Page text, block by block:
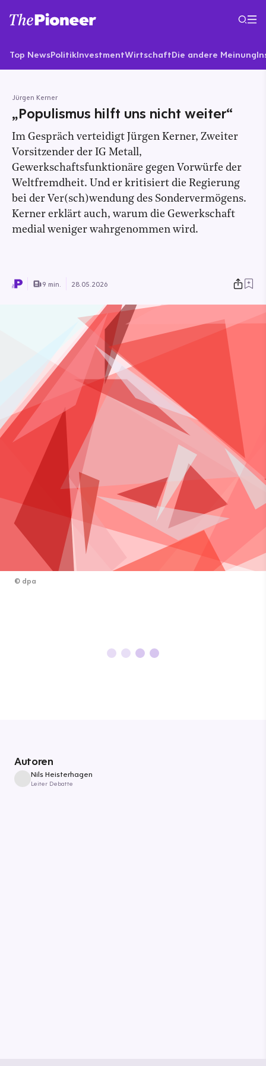
Top NewsPolitikInvestmentWirtschaftDie andere Meinung
Jürgen Kerner
„Populismus hilft uns nicht weiter“
Im Gespräch verteidigt Jürgen Kerner, Zweiter
Vorsitzender der IG Metall,
Gewerkschaftsfunktionäre gegen Vorwürfe der
Weltfremdheit. Und er kritisiert die Regierung
bei der Ver(sch)wendung des Sondervermögens.
Kerner erklärt auch, warum die Gewerkschaft
medial weniger wahrgenommen wird.
9 min. 28.05.2026
© dpa
Autoren
Nils Heisterhagen
Leiter Debatte